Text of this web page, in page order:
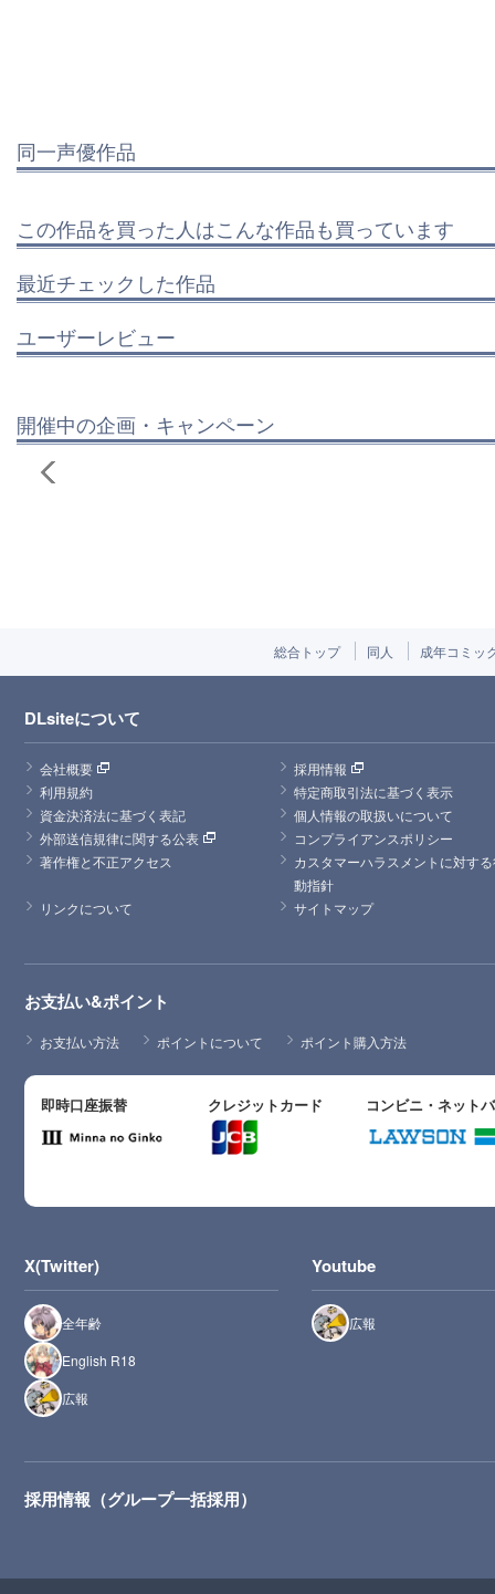
同一声優作品
この作品を買った人はこんな作品も買っています
最近チェックした作品
ユーザーレビュー
開催中の企画・キャンペーン
総合トップ 同人 成年コミッ
DLsiteについて
会社概要
採用情報
利用規約
特定商取引法に基づく表示
資金決済法に基づく表記
個人情報の取扱いについて
外部送信規律に関する公表
コンプライアンスポリシー
著作権と不正アクセス
カスタマーハラスメントに対す
動指針
リンクについて
サイトマップ
お支払い&ポイント
お支払い方法 ポイントについて ポイント購入方法
即時口座振替 クレジットカード コンビニ・ネット
X(Twitter)
全年齢
English R18
広報
Youtube
広報
採用情報（グループ一括採用）